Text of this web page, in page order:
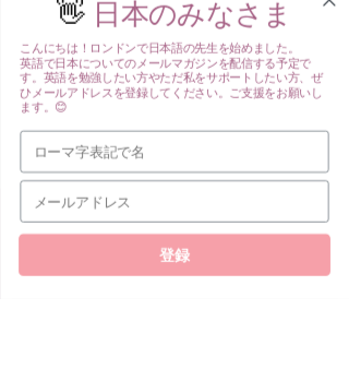
Contact Me
👋日本のみなさま
こんにちは！ロンドンで日本語の先生を始めました。
英語で日本についてのメールマガジンを配信する予定で
す。英語を勉強したい方やただ私をサポートしたい方、ぜ
ひ メールアドレスを登録してください。ご支援をお願いし
ます。😊
登録